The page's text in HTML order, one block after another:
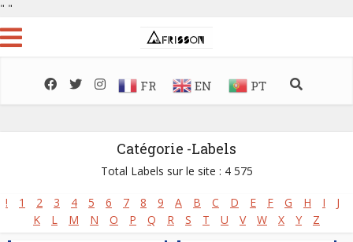
" "
FR EN PT
Catégorie -Labels
Total Labels sur le site : 4 575
! 1 2 3 4 5 6 7 8 9 A B C D E F G H I
J
K
L M N O P Q R S T U V W X Y Z